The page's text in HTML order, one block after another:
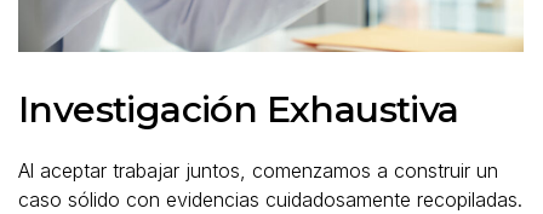
Investigación Exhaustiva
Al aceptar trabajar juntos, comenzamos a construir un
caso sólido con evidencias cuidadosamente recopiladas.